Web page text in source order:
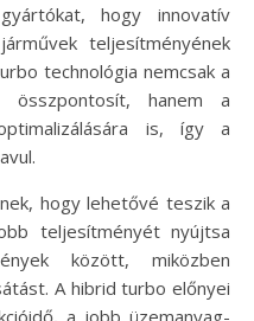
hogy innovatív
teljesítményének
technológia nemcsak a
összpontosít, hanem a
is, így a
hogy lehetővé teszik a
teljesítményét nyújtsa
között, miközben
A hibrid turbo előnyei
a jobb üzemanyag-